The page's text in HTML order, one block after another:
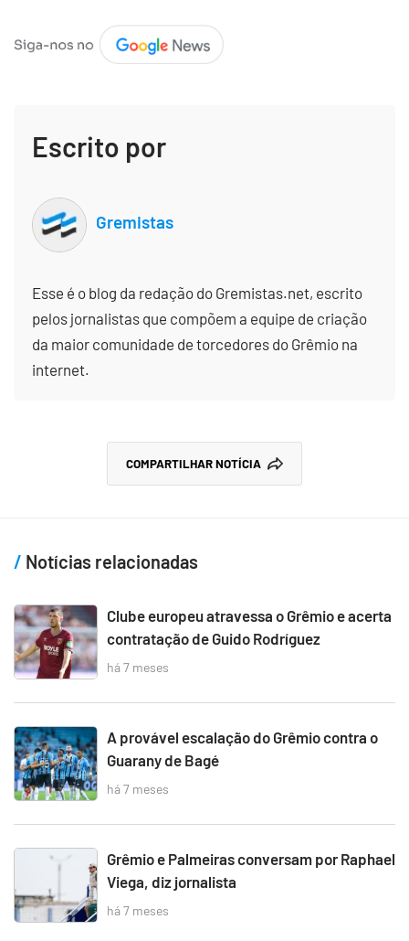
Escrito por
Gremistas
Esse é o blog da redação do Gremistas.net, escrito
pelos jornalistas que compõem a equipe de criação
da maior comunidade de torcedores do Grêmio na
internet.
COMPARTILHAR NOTÍCIA
Notícias relacionadas
Clube europeu atravessa o Grêmio e acerta
contratação de Guido Rodríguez
há 7 meses
A provável escalação do Grêmio contra o
Guarany de Bagé
há 7 meses
Grêmio e Palmeiras conversam por Raphael
Viega, diz jornalista
há 7 meses